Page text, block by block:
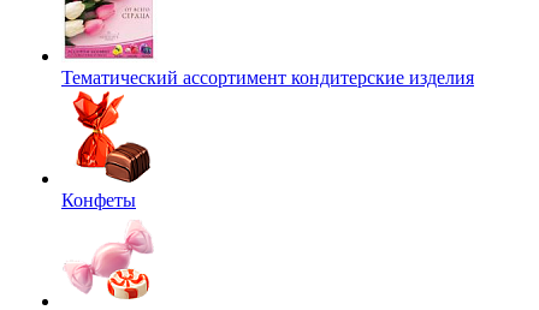
Тематический ассортимент кондитерские изделия
Конфеты